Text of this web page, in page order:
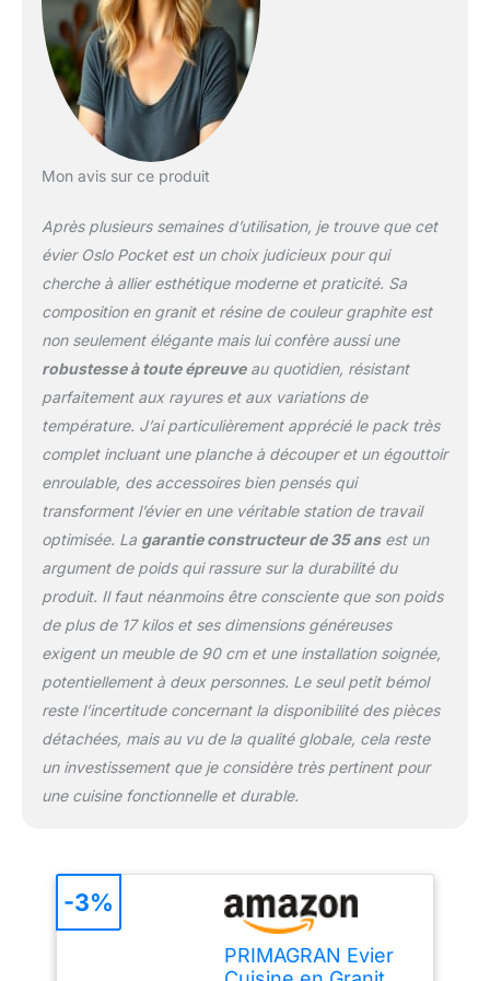
Résistance aux chocs
thermiques.
XXL avec des
dimensions de 840x400
mm est idéale pour une
nombreux autres
ustensiles et moules non
standard. Sa profondeur
de 200 mm permet
d'utiliser l'évier
confortablement sans
éclaboussures d'eau en
dehors de la cuve. La
également utile pour
laver, par exemple, des
étagères du réfrigérateur.
STATION DE TRAVAIL
l'Évier dispose d'une
poche spéciale pour
ranger le Distributeur de
liquide vaisselle et
l'éponge, ainsi que de
pouvez placer des
Accessoires pour évier
tels qu'un Égouttoir
enroulable, une planche
à découper ou un Bac
d’égouttage. Vous
les produits. L'Égouttoir
enroulable est également
idéal pour sécher la
DE LA CONCEPTION
Mon avis sur ce produit
Après plusieurs semaines d’utilisation, je trouve que cet
évier Oslo Pocket est un choix judicieux pour qui
cherche à allier esthétique moderne et praticité. Sa
composition en granit et résine de couleur graphite est
non seulement élégante mais lui confère aussi une
robustesse à toute épreuveau quotidien, résistant
parfaitement aux rayures et aux variations de
température. J’ai particulièrement apprécié le pack très
complet incluant une planche à découper et un égouttoir
enroulable, des accessoires bien pensés qui
transforment l’évier en une véritable station de travail
optimisée. La garantie constructeur de 35 ansest un
argument de poids qui rassure sur la durabilité du
produit. Il faut néanmoins être consciente que son poids
de plus de 17 kilos et ses dimensions généreuses
exigent un meuble de 90 cm et une installation soignée,
potentiellement à deux personnes. Le seul petit bémol
reste l’incertitude concernant la disponibilité des pièces
détachées, mais au vu de la qualité globale, cela reste
un investissement que je considère très pertinent pour
une cuisine fonctionnelle et durable.
PRIMAGRAN Evier
-3%